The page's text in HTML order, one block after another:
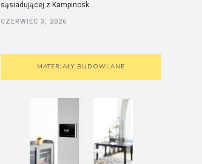
sąsiadującej z Kampinosk...
CZERWIEC 3, 2026
MATERIAŁY BUDOWLANE